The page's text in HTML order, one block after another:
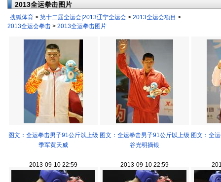
2013全运拳击图片
搜狐体育 > 第十二届全运会|2013辽宁全运会 > 2013全运会项目 >
2013全运会拳击 > 2013全运拳击图片
图文：全运拳击男子91公斤以上级
季军黄天威
2013-09-10 22:59
图文：全运拳击男子91公斤以上级
谷光明摘银
2013-09-10 22:59
图文：全